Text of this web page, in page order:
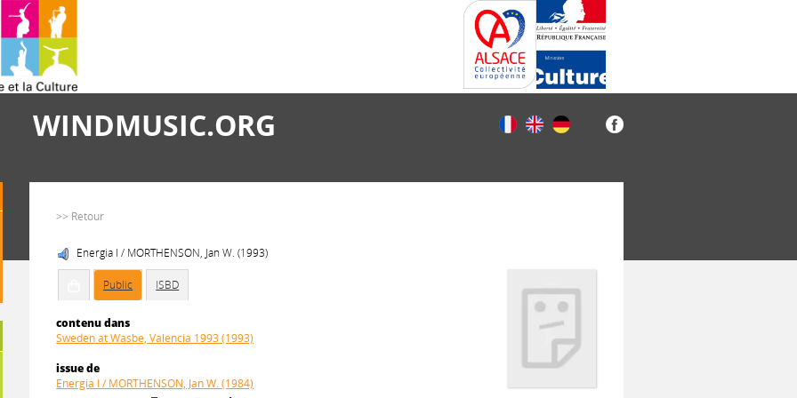
WINDMUSIC.ORG
>> Retour
Energia I / MORTHENSON, Jan W. (1993)
Public ISBD
contenu dans
Sweden at Wasbe, Valencia 1993 (1993)
issue de
Energia I / MORTHENSON, Jan W. (1984)